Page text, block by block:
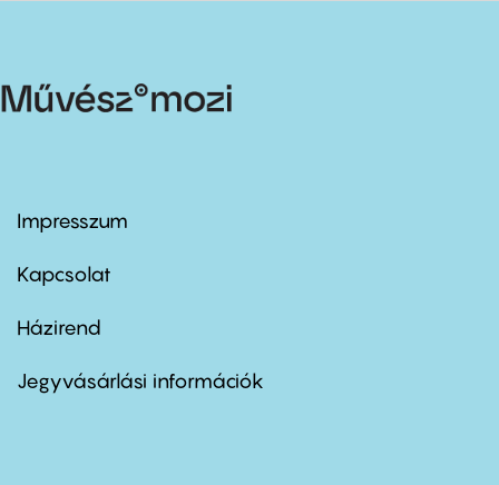
Footer
first
Impresszum
Kapcsolat
Footer
second
Házirend
Jegyvásárlási információk